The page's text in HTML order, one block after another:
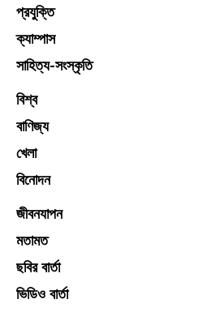
প্রযুক্তি
ক্যাম্পাস
সাহিত্য-সংস্কৃতি
বিশ্ব
বাণিজ্য
খেলা
বিনোদন
জীবনযাপন
মতামত
ছবির বার্তা
ভিডিও বার্তা